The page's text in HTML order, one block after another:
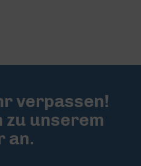
verpassen!
zu unserem
an.